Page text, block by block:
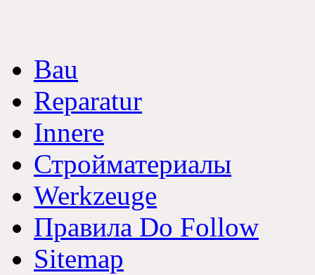
Bau
Reparatur
Innere
Стройматериалы
Werkzeuge
Правила Do Follow
Sitemap